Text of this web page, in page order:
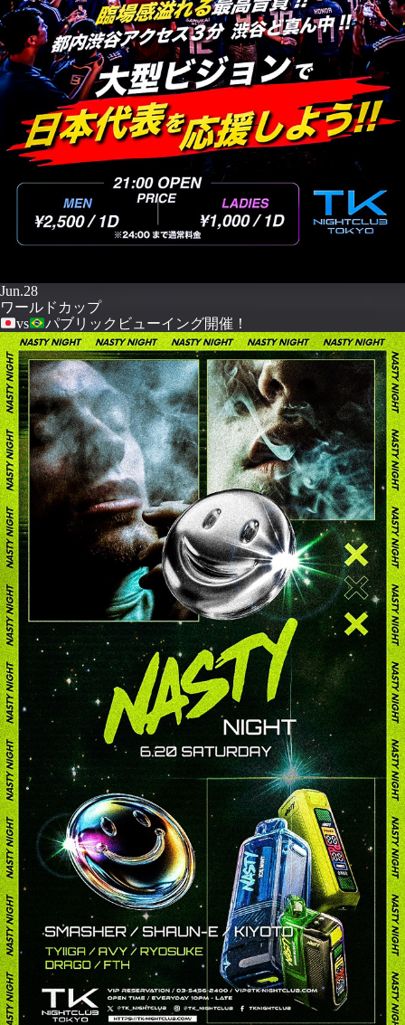
Jun.28
ワールドカップ
vs
パブリックビューイング開催！